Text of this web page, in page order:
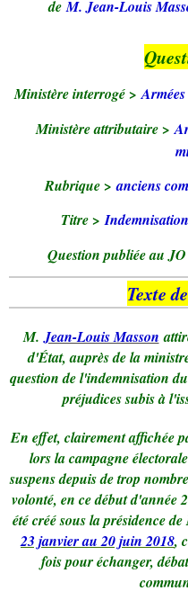
de M. Jean-Louis
Ministère interrogé >
Ministère attributaire >
Rubrique > anciens
Titre >
Question publiée au JO
Texte
M. Jean-Louis Masson
d'État, auprès de la
question de l'indemnisation
préjudices subis à
En effet, clairement affichée
lors la campagne
suspens depuis de trop
volonté, en ce début
été créé sous la présidence
23 janvier au 20 juin 2018,
fois pour échanger,